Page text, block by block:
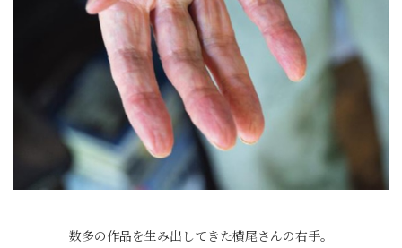
数多の作品を生み出してきた横尾さんの右手。